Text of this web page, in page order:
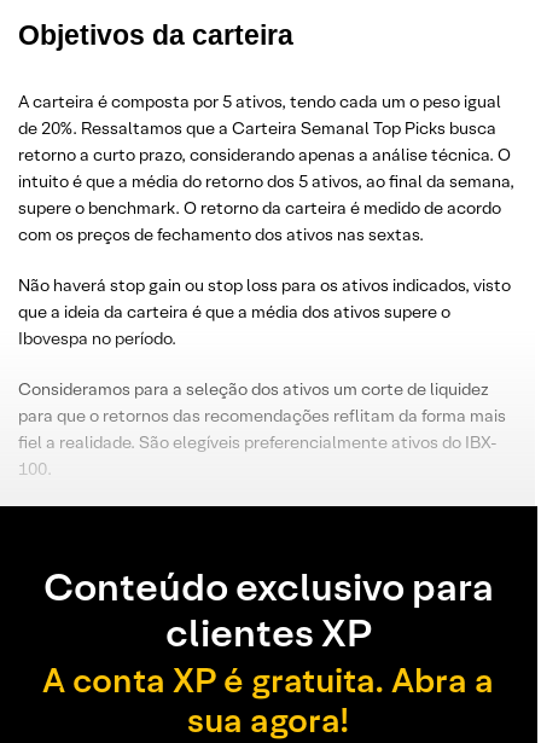
Objetivos da carteira
A carteira é composta por 5 ativos, tendo cada um o peso igual
de 20%. Ressaltamos que a Carteira Semanal Top Picks busca
retorno a curto prazo, considerando apenas a análise técnica. O
intuito é que a média do retorno dos 5 ativos, ao final da semana,
supere o benchmark. O retorno da carteira é medido de acordo
com os preços de fechamento dos ativos nas sextas.
Não haverá stop gain ou stop loss para os ativos indicados, visto
que a ideia da carteira é que a média dos ativos supere o
Ibovespa no período.
Consideramos para a seleção dos ativos um corte de liquidez
para que o retornos das recomendações reflitam da forma mais
fiel a realidade. São elegíveis preferencialmente ativos do IBX-
100.
Conteúdo exclusivo para
clientes XP
A conta XP é gratuita. Abra a
sua agora!